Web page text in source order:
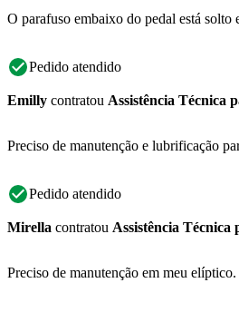
O parafuso embaixo do pedal está solto
Pedido atendido
Emilly contratou Assistência Técnica
Preciso de manutenção e lubrificação
Pedido atendido
Mirella contratou Assistência
Preciso de manutenção em meu